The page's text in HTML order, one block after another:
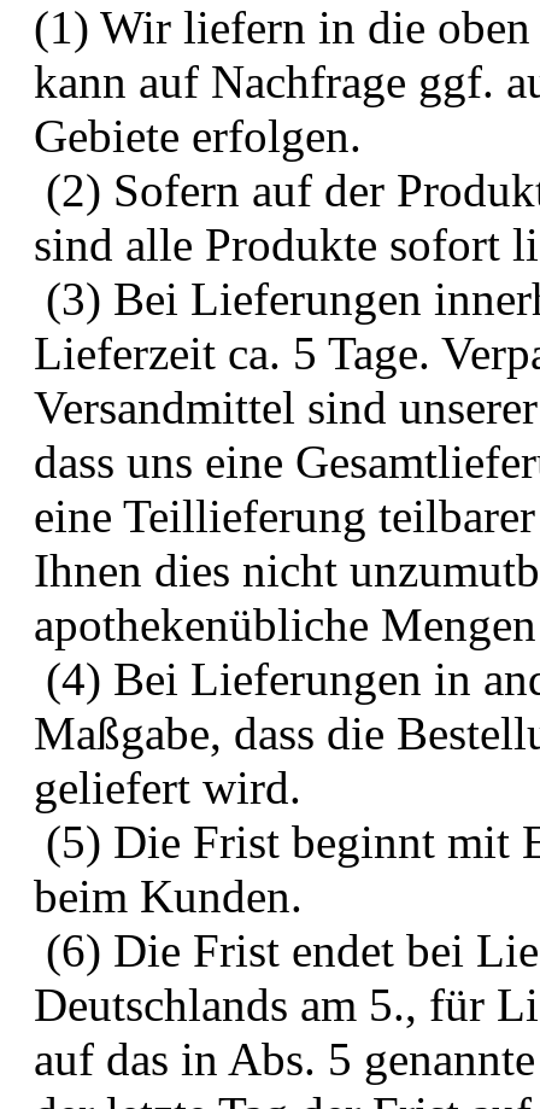
(1) Wir liefern in die
kann auf Nachfrage ggf.
Gebiete erfolgen.
(2) Sofern auf der
sind alle Produkte sofort
(3) Bei Lieferungen
Lieferzeit ca. 5 Tage.
Versandmittel sind
dass uns eine
eine Teillieferung
Ihnen dies nicht
apothekenübliche
(4) Bei Lieferungen in
Maßgabe, dass die
geliefert wird.
(5) Die Frist beginnt mit
beim Kunden.
(6) Die Frist endet bei
Deutschlands am 5., für
auf das in Abs. 5